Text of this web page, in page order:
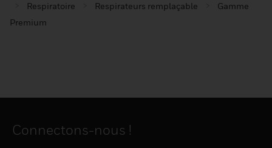
Respiratoire
Respirateurs remplaçable
Gamme
Premium
Connectons-nous !